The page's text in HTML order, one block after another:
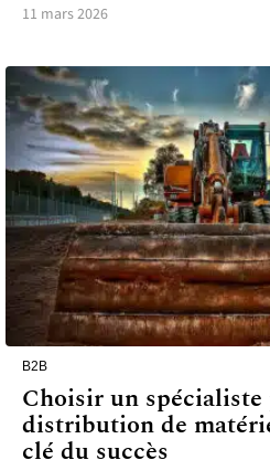
11 mars 2026
B2B
Choisir un
distribution de
clé du succès